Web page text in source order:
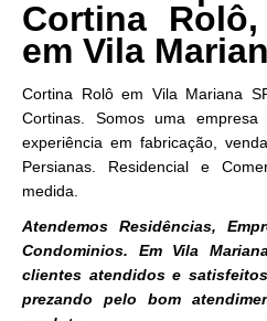
Cortina
em Vila
Cortina Rolô em Vila Mariana
Cortinas. Somos uma
experiência em fabricação,
Persianas. Residencial e
medida.
Atendemos Residências,
Condominios. Em Vila
clientes atendidos e
prezando pelo bom